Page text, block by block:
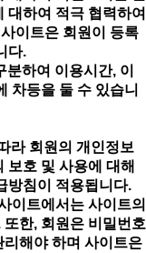
대하여 적극 협력하여
이트은 회원이 등록
다.
하여 이용시간, 이
차등을 둘 수 있습니
라 회원의 개인정보
보호 및 사용에 대해
방침이 적용됩니다.
이트에서는 사이트의
한, 회원은 비밀번호
해야 하며 사이트은